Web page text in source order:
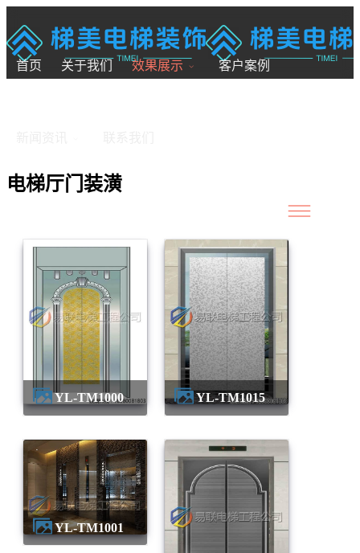
首页 关于我们 效果展示 客户案例
电梯厅门装潢
YL-TM1000
YL-TM1001
YL-TM1015